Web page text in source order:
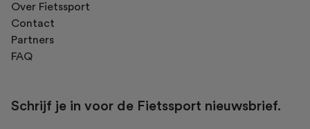
Over Fietssport
Contact
Partners
FAQ
Schrijf je in voor de Fietssport nieuwsbrief.